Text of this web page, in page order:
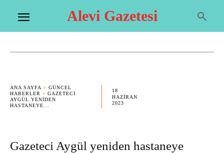
Alevi Gazetesi
ANA SAYFA
GÜNCEL
HABERLER
GAZETECI
AYGÜL YENIDEN
HASTANEYE...
18
HAZIRAN
2023
Gazeteci Aygül yeniden hastaneye